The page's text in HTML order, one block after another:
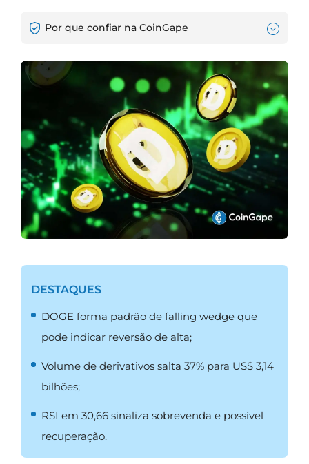
Por que confiar na CoinGape
DESTAQUES
DOGE forma padrão de falling wedge que
pode indicar reversão de alta;
Volume de derivativos salta 37% para US$ 3,14
bilhões;
RSI em 30,66 sinaliza sobrevenda e possível
recuperação.